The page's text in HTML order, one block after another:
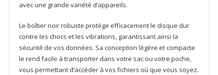
avec une grande variété d’appareils.
Le boîtier noir robuste protège efficacement le disque dur
contre les chocs et les vibrations, garantissant ainsi la
sécurité de vos données. Sa conception légère et compacte
le rend facile à transporter dans votre sac ou votre poche,
vous permettant d’accéder à vos fichiers où que vous soyez.